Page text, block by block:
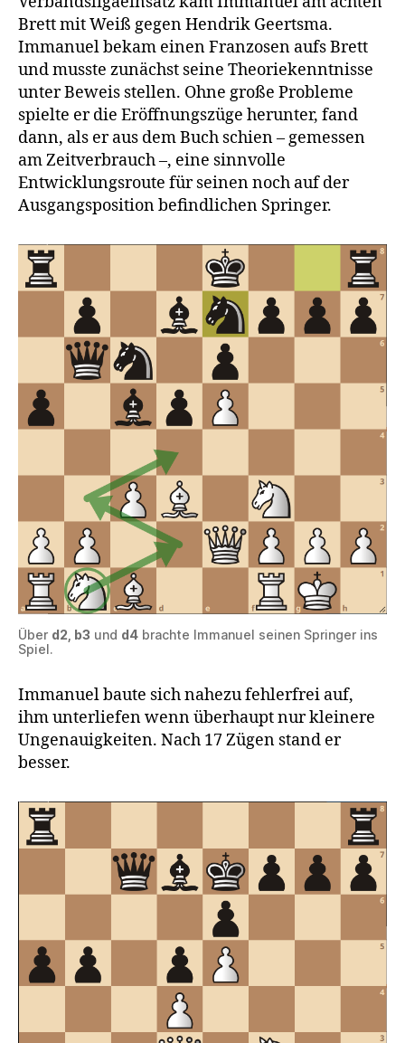
Brett mit Weiß gegen Hendrik Geertsma.
Immanuel bekam einen Franzosen aufs Brett
und musste zunächst seine Theoriekenntnisse
unter Beweis stellen. Ohne große Probleme
spielte er die Eröffnungszüge herunter, fand
dann, als er aus dem Buch schien – gemessen
am Zeitverbrauch –, eine sinnvolle
Entwicklungsroute für seinen noch auf der
Ausgangsposition befindlichen Springer.
Über d2, b3 und d4 brachte Immanuel seinen Springer ins
Spiel.
Immanuel baute sich nahezu fehlerfrei auf,
ihm unterliefen wenn überhaupt nur kleinere
Ungenauigkeiten. Nach 17 Zügen stand er
besser.